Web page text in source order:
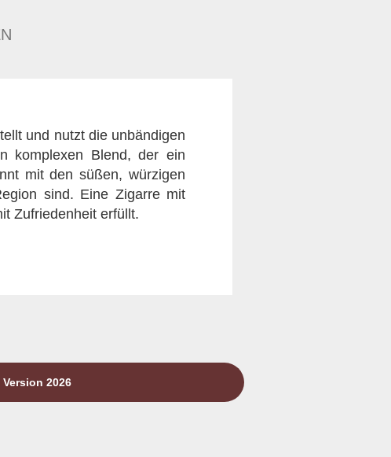
und nutzt die unbändigen
komplexen Blend, der ein
mit den süßen, würzigen
sind. Eine Zigarre mit
Zufriedenheit erfüllt.
Version 2026